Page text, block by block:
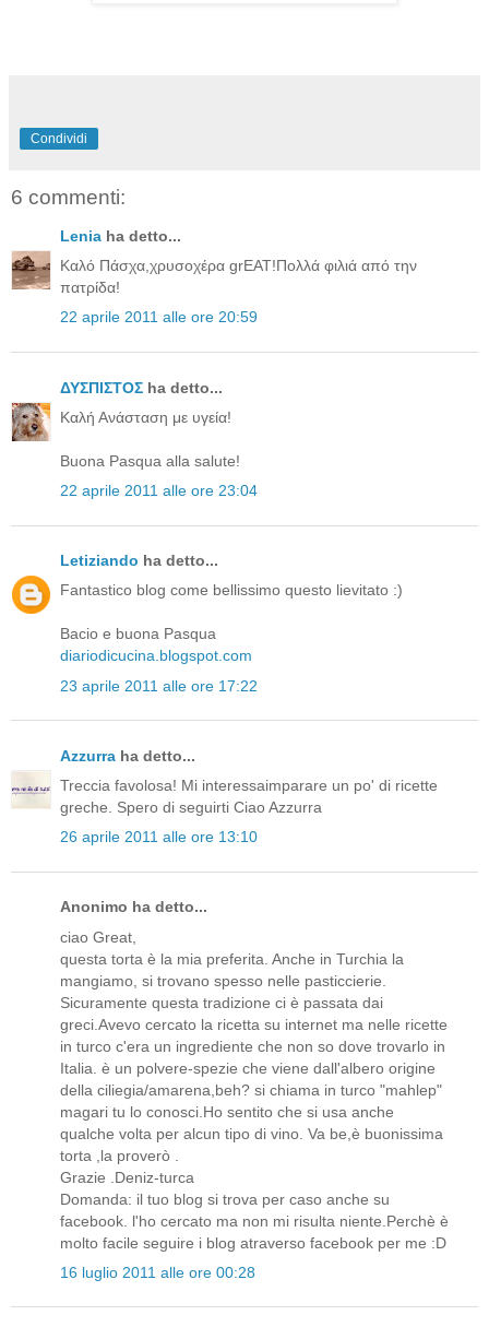
Condividi
6 commenti:
Lenia ha detto...
Καλό Πάσχα,χρυσοχέρα grEAT!Πολλά φιλιά από την
πατρίδα!
22 aprile 2011 alle ore 20:59
ΔΥΣΠΙΣΤΟΣ ha detto...
Καλή Ανάσταση με υγεία!
Buona Pasqua alla salute!
22 aprile 2011 alle ore 23:04
Letiziando ha detto...
Fantastico blog come bellissimo questo lievitato :)
Bacio e buona Pasqua
diariodicucina.blogspot.com
23 aprile 2011 alle ore 17:22
Azzurra ha detto...
Treccia favolosa! Mi interessaimparare un po' di ricette
greche. Spero di seguirti Ciao Azzurra
26 aprile 2011 alle ore 13:10
Anonimo ha detto...
ciao Great,
questa torta è la mia preferita. Anche in Turchia la
mangiamo, si trovano spesso nelle pasticcierie.
Sicuramente questa tradizione ci è passata dai
greci.Avevo cercato la ricetta su internet ma nelle ricette
in turco c'era un ingrediente che non so dove trovarlo in
Italia. è un polvere-spezie che viene dall'albero origine
della ciliegia/amarena,beh? si chiama in turco "mahlep"
magari tu lo conosci.Ho sentito che si usa anche
qualche volta per alcun tipo di vino. Va be,è buonissima
torta ,la proverò .
Grazie .Deniz-turca
Domanda: il tuo blog si trova per caso anche su
facebook. l'ho cercato ma non mi risulta niente.Perchè è
molto facile seguire i blog atraverso facebook per me :D
16 luglio 2011 alle ore 00:28